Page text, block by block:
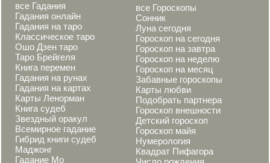
все Гадания
Гадания онлайн
Гадания на таро
Классическое таро
Ошо Дзен таро
Таро Брейгеля
Книга перемен
Гадания на рунах
Гадания на картах
Карты Ленорман
Книга судеб
Звездный оракул
Всемирное гадание
Гибрид книги судеб
Маджонг
Гадание Мо
все Гороскопы
Сонник
Луна сегодня
Гороскоп на сегодня
Гороскоп на завтра
Гороскоп на неделю
Гороскоп на месяц
Забавные гороскопы
Карты любви
Подобрать партнера
Гороскоп внешности
Детский гороскоп
Гороскоп майя
Нумерология
Квадрат Пифагора